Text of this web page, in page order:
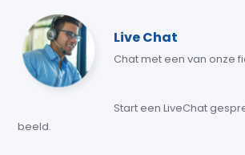
Live Chat
Chat met een van onze
Start een LiveChat
beeld.